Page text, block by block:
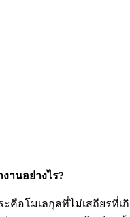
านอย่างไร?
คือโมเลกุลที่ไม่เสถียรที่เ